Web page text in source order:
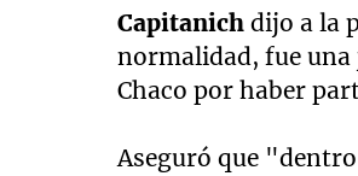
Capitanich dijo a la
normalidad, fue una
Chaco por haber
Aseguró que